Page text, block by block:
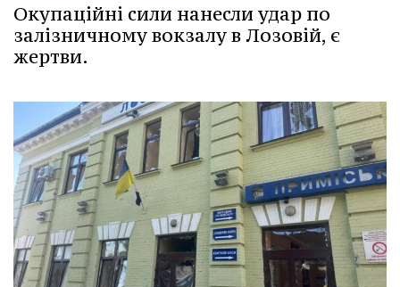
Окупаційні сили нанесли удар по
залізничному вокзалу в Лозовій, є
жертви.